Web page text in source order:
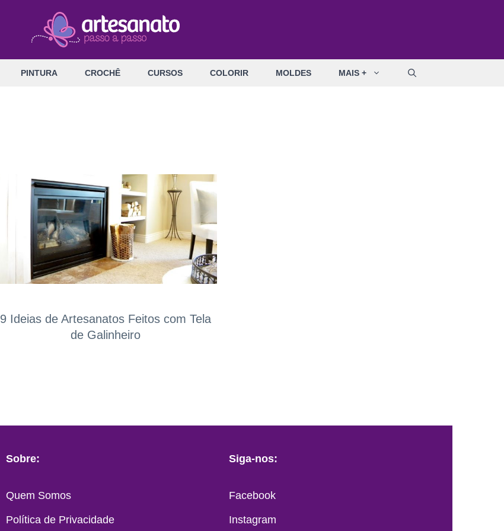
PINTURA CROCHÊ CURSOS COLORIR MOLDES MAIS +
9 Ideias de Artesanatos Feitos com Tela
de Galinheiro
Sobre:
Quem Somos
Política de Privacidade
Siga-nos:
Facebook
Instagram